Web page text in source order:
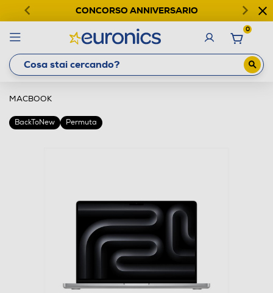
CONCORSO ANNIVERSARIO
0
MACBOOK
BackToNew Permuta